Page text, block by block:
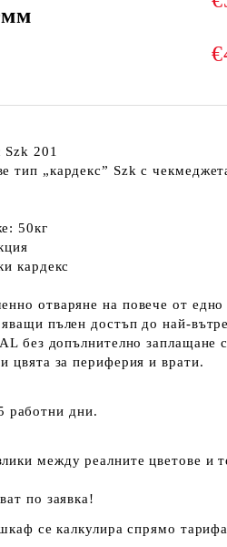
201
тип „кардекс” Szk с
50кг
кардекс
отваряне на повече от
пълен достъп до най-
без допълнително заплащане
цвята за периферия и врати.
работни дни.
между реалните цветове и
по заявка!
се калкулира спрямо